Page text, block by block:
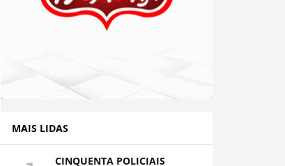
MAIS LIDAS
CINQUENTA POLICIAIS